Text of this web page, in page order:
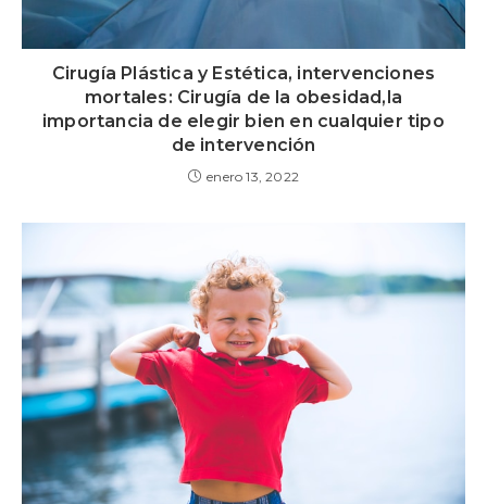
Cirugía Plástica y Estética, intervenciones
mortales: Cirugía de la obesidad,la
importancia de elegir bien en cualquier tipo
de intervención
enero 13, 2022